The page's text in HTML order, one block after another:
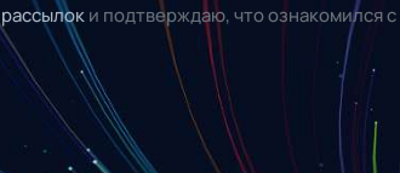
рассылок и подтверждаю, что ознакомился с